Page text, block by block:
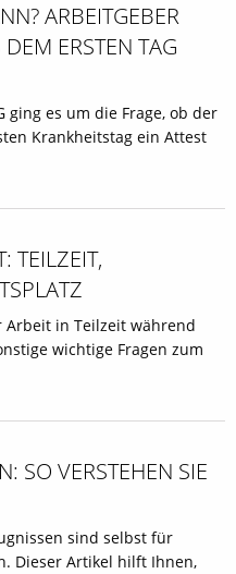
ARBEITGEBER
ERSTEN TAG
ging es um die Frage, ob der
Krankheitstag ein Attest
TEILZEIT,
in Teilzeit während
wichtige Fragen zum
SO VERSTEHEN SIE
sind selbst für
Dieser Artikel hilft Ihnen,